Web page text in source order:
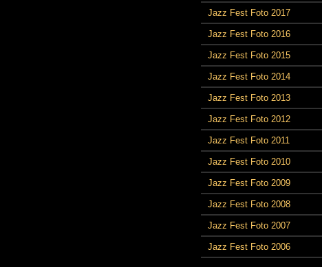
Jazz Fest Foto 2017
Jazz Fest Foto 2016
Jazz Fest Foto 2015
Jazz Fest Foto 2014
Jazz Fest Foto 2013
Jazz Fest Foto 2012
Jazz Fest Foto 2011
Jazz Fest Foto 2010
Jazz Fest Foto 2009
Jazz Fest Foto 2008
Jazz Fest Foto 2007
Jazz Fest Foto 2006